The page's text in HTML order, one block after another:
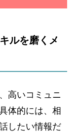
ルを磨くメ
高いコミュニ
体的には、相
したい情報だ